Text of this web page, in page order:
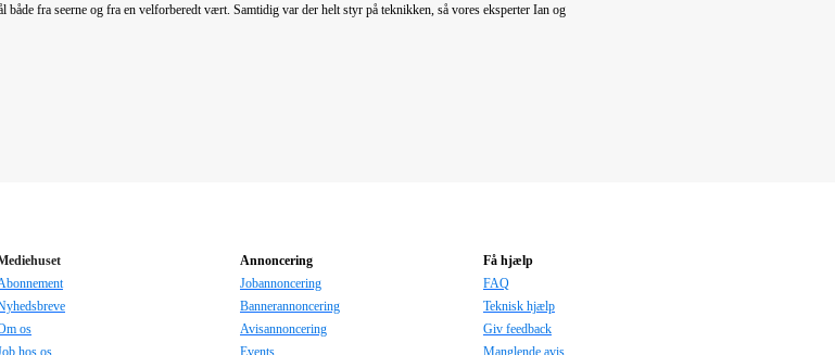
fra seerne og fra en velforberedt vært. Samtidig var der helt styr på teknikken, så vores eksperter Ian og
os
hos os
Annoncering
Jobannoncering
Bannerannoncering
Avisannoncering
Events
Få hjælp
FAQ
Teknisk hjælp
Giv feedback
Manglende avis